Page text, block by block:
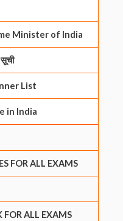
Minister of India
List
in India
FOR ALL EXAMS
FOR ALL EXAMS